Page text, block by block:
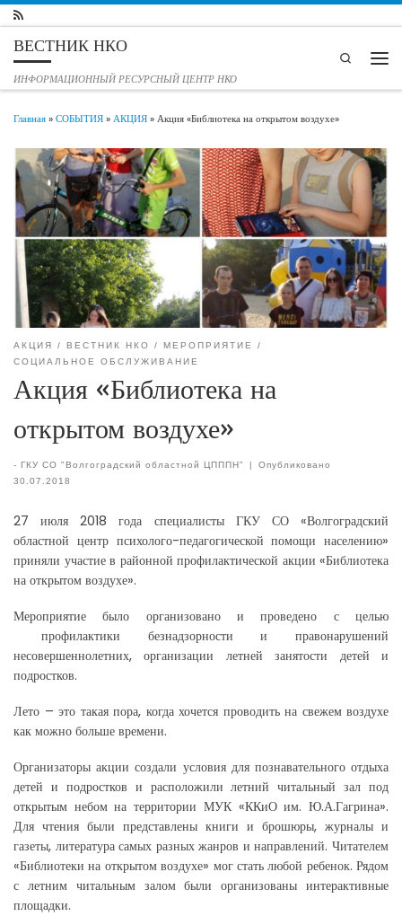
Перейти к содержимому
ВЕСТНИК НКО
ИНФОРМАЦИОННЫЙ РЕСУРСНЫЙ ЦЕНТР НКО
Search
Главная»СОБЫТИЯ»АКЦИЯ»Акция «Библиотека на открытом воздухе»
АКЦИЯ ВЕСТНИК НКО
МЕРОПРИЯТИЕ
СОЦИАЛЬНОЕ ОБСЛУЖИВАНИЕ
Акция «Библиотека на
открытом воздухе»
- ГКУ СО "Волгоградский областной ЦПППН" |
Опубликовано
30.07.2018
27 июля 2018 года специалисты ГКУ СО «Волгоградский
областной центр психолого-педагогической помощи населению»
приняли участие в районной профилактической акции «Библиотека
на открытом воздухе».
Мероприятие было организовано и проведено с целью
профилактики безнадзорности и правонарушений
несовершеннолетних, организации летней занятости детей и
подростков.
Лето – это такая пора, когда хочется проводить на свежем воздухе
как можно больше времени.
Организаторы акции создали условия для познавательного отдыха
детей и подростков и расположили летний читальный зал под
открытым небом на территории МУК «ККиО им. Ю.А.Гагрина».
Для чтения были представлены книги и брошюры, журналы и
газеты, литература самых разных жанров и направлений. Читателем
«Библиотеки на открытом воздухе» мог стать любой ребенок. Рядом
с летним читальным залом были организованы интерактивные
площадки.